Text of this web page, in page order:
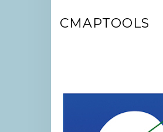
CMAPTOOLS